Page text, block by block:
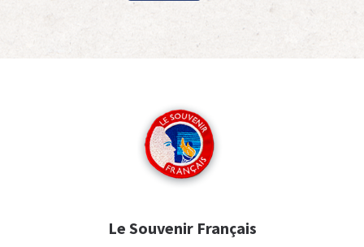
Le Souvenir Français